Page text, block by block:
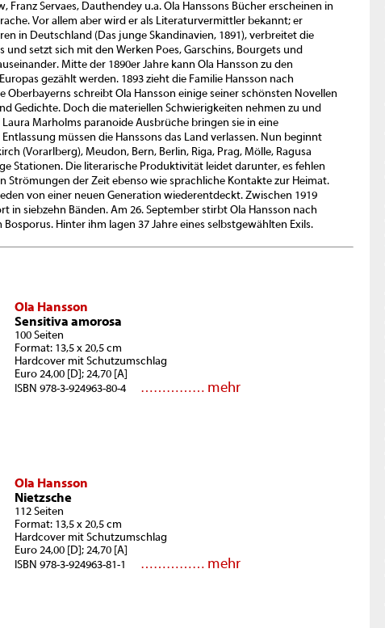
Franz Servaes, Dauthendey u.a. Ola Hanssons Bücher erscheinen in
Vor allem aber wird er als Literaturvermittler bekannt; er
in Deutschland (Das junge Skandinavien, 1891), verbreitet die
und setzt sich mit den Werken Poes, Garschins, Bourgets und
Mitte der 1890er Jahre kann Ola Hansson zu den
gezählt werden. 1893 zieht die Familie Hansson nach
Oberbayerns schreibt Ola Hansson einige seiner schönsten Novellen
Gedichte. Doch die materiellen Schwierigkeiten nehmen zu und
Marholms paranoide Ausbrüche bringen sie in eine
müssen die Hanssons das Land verlassen. Nun beginnt
(Vorarlberg), Meudon, Bern, Berlin, Riga, Prag, Mölle, Ragusa
Stationen. Die literarische Produktivität leidet darunter, es fehlen
Strömungen der Zeit ebenso wie sprachliche Kontakte zur Heimat.
von einer neuen Generation wiederentdeckt. Zwischen 1919
in siebzehn Bänden. Am 26. September stirbt Ola Hansson nach
Hinter ihm lagen 37 Jahre eines selbstgewählten Exils.
Ola Hansson
Sensitiva amorosa
100 Seiten
Format: 13,5 x 20,5 cm
Hardcover mit Schutzumschlag
Euro 24,00 [D]; 24,70 [A]
ISBN 978-3-924963-80-4…………… mehr
Ola Hansson
Nietzsche
112 Seiten
Format: 13,5 x 20,5 cm
Hardcover mit Schutzumschlag
Euro 24,00 [D]; 24,70 [A]
ISBN 978-3-924963-81-1
…………… mehr